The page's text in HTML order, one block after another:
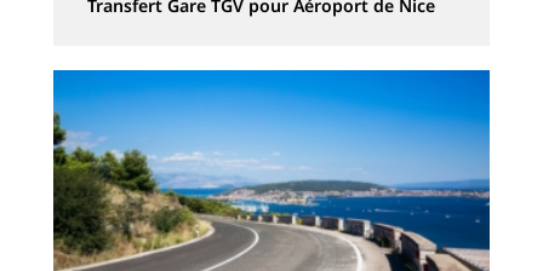
Transfert Gare TGV pour Aéroport de Nice